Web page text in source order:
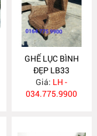
GHẾ LỤC BÌNH
ĐẸP LB33
Giá: LH -
034.775.9900